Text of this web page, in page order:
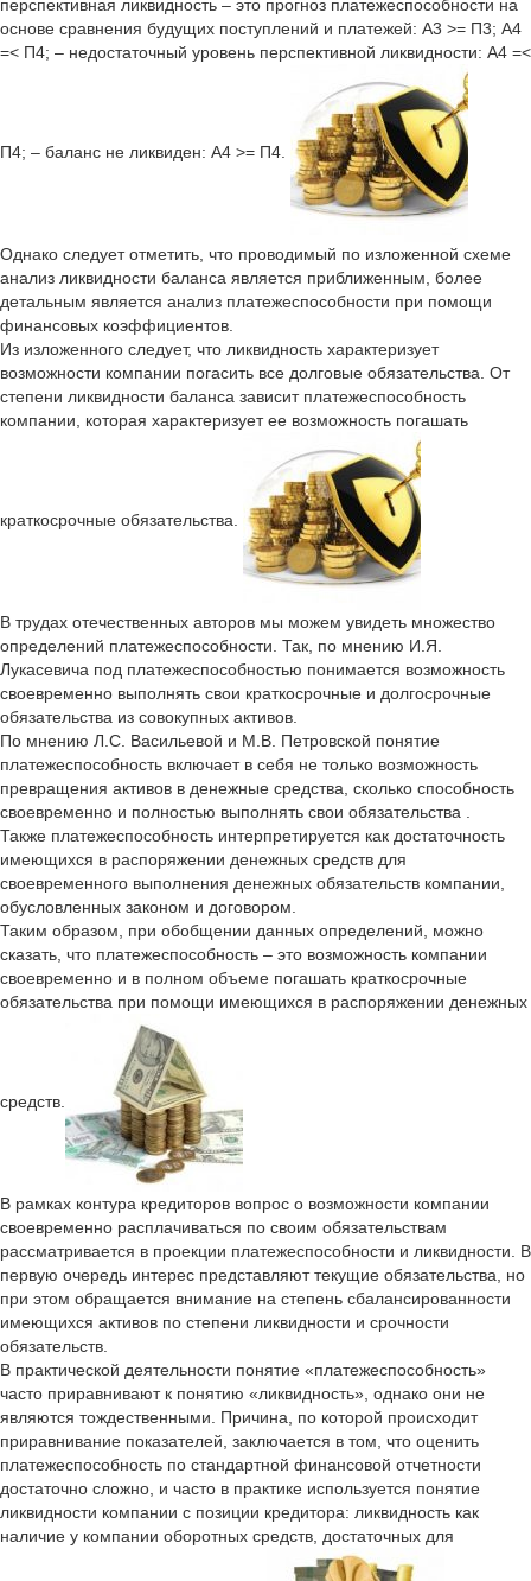
перспективная ликвидность – это прогноз платежеспособности на
основе сравнения будущих поступлений и платежей: А3 >= П3; А4
=< П4; – недостаточный уровень перспективной ликвидности: А4 =<
П4; – баланс не ликвиден: А4 >= П4.
Однако следует отметить, что проводимый по изложенной схеме
анализ ликвидности баланса является приближенным, более
детальным является анализ платежеспособности при помощи
финансовых коэффициентов.
Из изложенного следует, что ликвидность характеризует
возможности компании погасить все долговые обязательства. От
степени ликвидности баланса зависит платежеспособность
компании, которая характеризует ее возможность погашать
краткосрочные обязательства.
В трудах отечественных авторов мы можем увидеть множество
определений платежеспособности. Так, по мнению И.Я.
Лукасевича под платежеспособностью понимается возможность
своевременно выполнять свои краткосрочные и долгосрочные
обязательства из совокупных активов.
По мнению Л.С. Васильевой и М.В. Петровской понятие
платежеспособность включает в себя не только возможность
превращения активов в денежные средства, сколько способность
своевременно и полностью выполнять свои обязательства .
Также платежеспособность интерпретируется как достаточность
имеющихся в распоряжении денежных средств для
своевременного выполнения денежных обязательств компании,
обусловленных законом и договором.
Таким образом, при обобщении данных определений, можно
сказать, что платежеспособность – это возможность компании
своевременно и в полном объеме погашать краткосрочные
обязательства при помощи имеющихся в распоряжении денежных
средств.
В рамках контура кредиторов вопрос о возможности компании
своевременно расплачиваться по своим обязательствам
рассматривается в проекции платежеспособности и ликвидности. В
первую очередь интерес представляют текущие обязательства, но
при этом обращается внимание на степень сбалансированности
имеющихся активов по степени ликвидности и срочности
обязательств.
В практической деятельности понятие «платежеспособность»
часто приравнивают к понятию «ликвидность», однако они не
являются тождественными. Причина, по которой происходит
приравнивание показателей, заключается в том, что оценить
платежеспособность по стандартной финансовой отчетности
достаточно сложно, и часто в практике используется понятие
ликвидности компании с позиции кредитора: ликвидность как
наличие у компании оборотных средств, достаточных для